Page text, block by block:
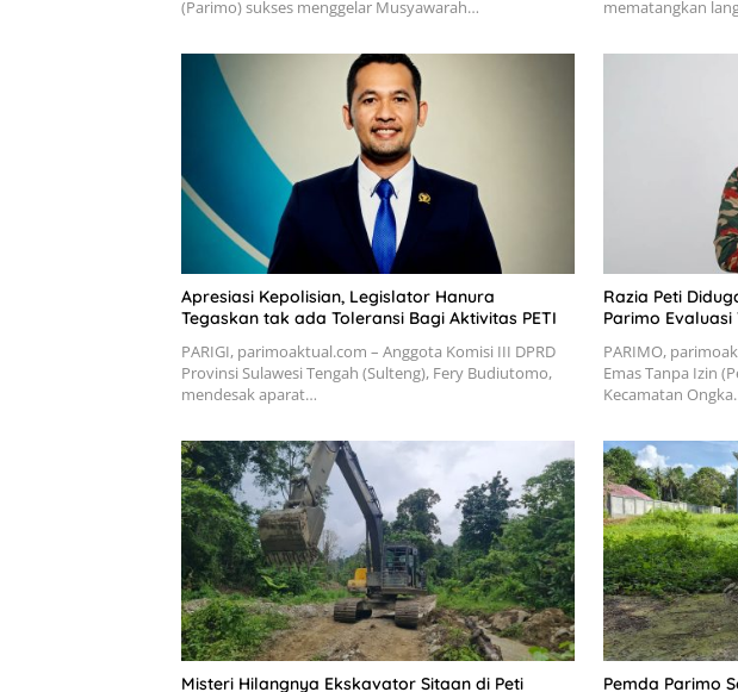
(Parimo) sukses menggelar Musyawarah…
mematangkan
Apresiasi Kepolisian, Legislator Hanura
Tegaskan tak ada Toleransi Bagi Aktivitas PETI
PARIGI, parimoaktual.com – Anggota Komisi III DPRD
Provinsi Sulawesi Tengah (Sulteng), Fery Budiutomo,
mendesak aparat…
Razia Peti
Parimo Evaluasi
PARIMO,
Emas Tanpa Izin
Kecamatan
Misteri Hilangnya Ekskavator Sitaan di Peti Pemda Parimo